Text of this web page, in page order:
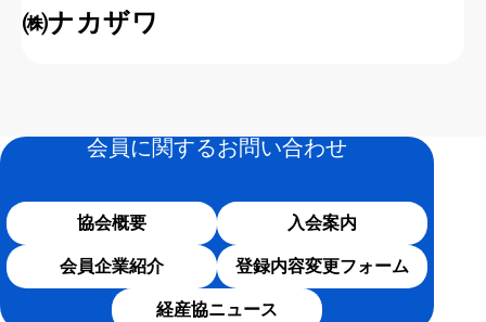
㈱ナカザワ
会員に関するお問い合わせ
協会概要
入会案内
会員企業紹介
登録内容変更フォーム
経産協ニュース